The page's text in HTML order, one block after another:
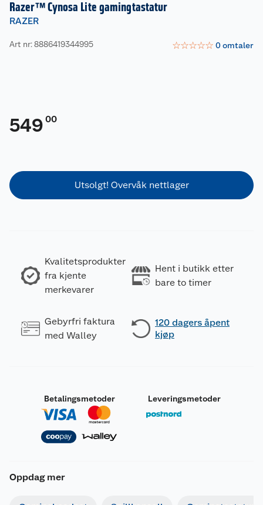
Razer™ Cynosa Lite gamingtastatur
RAZER
Art nr: 8886419344995 ☆☆☆☆☆ 0omtaler
549 00
Utsolgt! Overvåk nettlager
Kvalitetsprodukter
fra kjente
merkevarer
Hent i butikk etter
bare to timer
Gebyrfri faktura
med Walley
120 dagers åpent
kjøp
Betalingsmetoder Leveringsmetoder
Oppdag mer